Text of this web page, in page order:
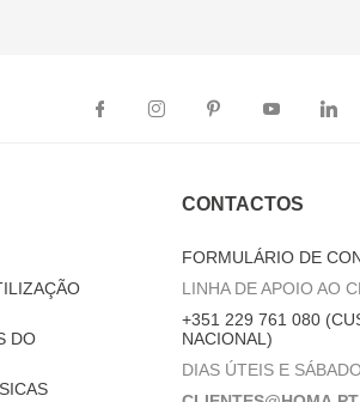
DO
CONTACTOS
FORMULÁRIO DE
LINHA DE APOIO AO
+351 229 761 080
NACIONAL)
DIAS ÚTEIS E